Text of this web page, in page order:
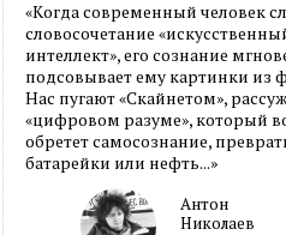
«Когда современный человек
словосочетание
интеллект», его сознание
подсовывает ему картинки из
Нас пугают «Скайнетом»,
«цифровом разуме», который
обретет самосознание,
батарейки или нефть...»
Антон
Николаев